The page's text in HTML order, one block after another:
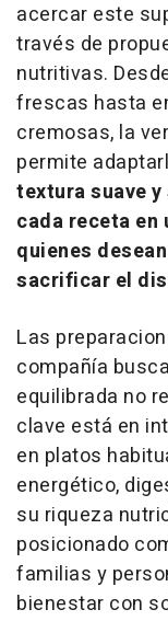
acercar este
través de
nutritivas.
frescas hasta
cremosas, la
permite
textura suave
cada receta en
quienes
sacrificar el
Las
compañía
equilibrada no
clave está en
en platos
energético,
su riqueza
posicionado
familias y
bienestar con